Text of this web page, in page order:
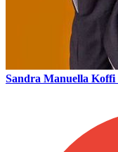
Sandra Manuella Koffi